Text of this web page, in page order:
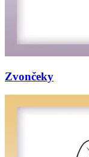
Zvončeky